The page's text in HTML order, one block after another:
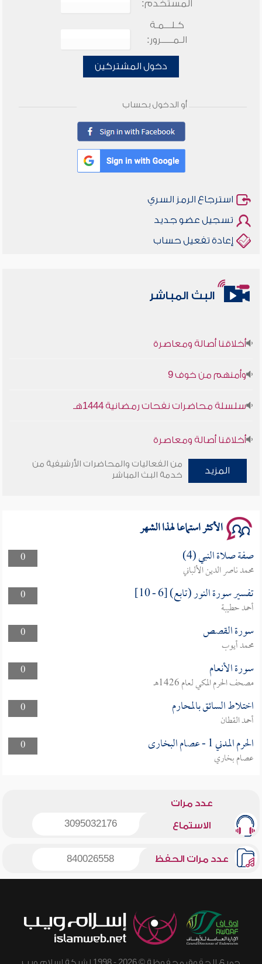
المستخدم:
كـلـــمـة
الـمـــــرور:
دخول المشتركين
أو الدخول بحساب
استرجاع الرمز السري
تسجيل عضو جديد
إعادة تفعيل حساب
البث المباشر
أخلاقنا أصالة ومعاصرة
وأمنهم من خوف 9
سلسلة محاضرات نفحات رمضانية 1444هـ
أخلاقنا أصالة ومعاصرة
وأمنهم من خوف 9
المزيد
من الفعاليات والمحاضرات الأرشيفية من
خدمة البث المباشر
الأكثر استماعا لهذا الشهر
0 صفة صلاة النبي (4)
محمد ناصر الدين الألباني
0
تفسير سورة النور (تابع) [6 - 10]
أحمد حطيبة
0
سورة القصص
محمد أيوب
0
سورة الأنعام
مصحف الحرم المكي لعام 1426هـ
0
اختلاط السائق بالمحارم
أحمد القطان
0
الحرم المدني 1 - عصام البخارى
عصام بخاري
عدد مرات
الاستماع 3095032176
عدد مرات الحفظ 840026558